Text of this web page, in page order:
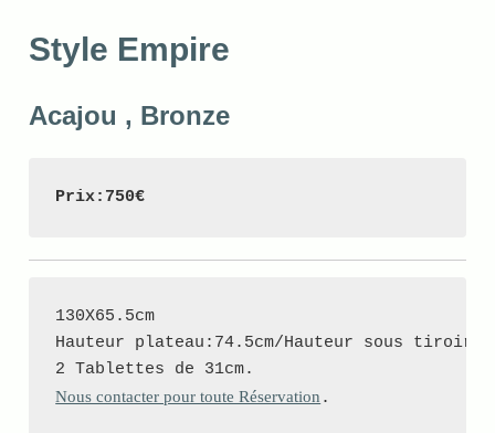
Style Empire
Acajou , Bronze
Prix:750€
130X65.5cm
Hauteur plateau:74.5cm/Hauteur sous
Nous contacter pour toute Réservation .